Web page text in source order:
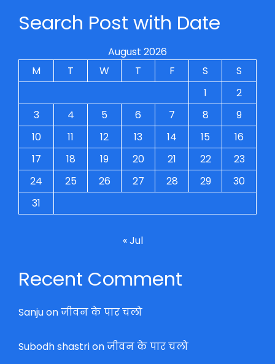
Search Post with Date
August 2026
M
T W T F S
S
1
2
3
4 5 6 7 8
9
10
11 12 13 14 15
16
17
18 19 20 21 22
23
24
25 26 27 28 29
30
31
« Jul
Recent Comment
Sanjuonजीवन के पार चलो
Subodh shastrionजीवन के पार चलो